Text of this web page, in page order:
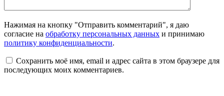
Нажимая на кнопку "Отправить комментарий", я даю
согласие на обработку персональных данных и принимаю
политику конфиденциальности.
Сохранить моё имя, email и адрес сайта в этом браузере для
последующих моих комментариев.